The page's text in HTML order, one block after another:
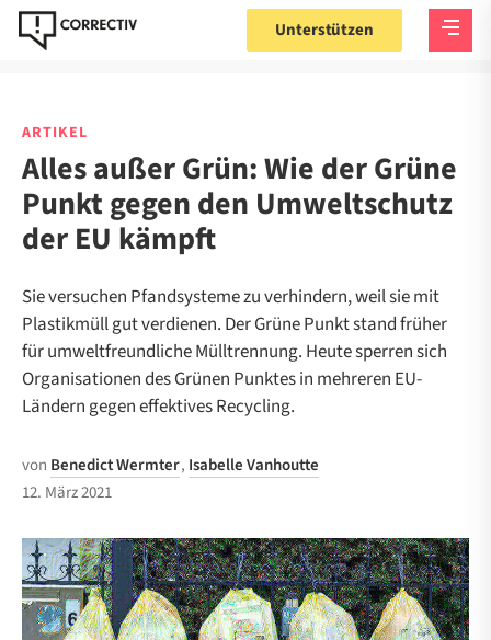
Unterstützen
ARTIKEL
Alles außer Grün: Wie der Grüne
Punkt gegen den Umweltschutz
der EU kämpft
Sie versuchen Pfandsysteme zu verhindern, weil sie mit
Plastikmüll gut verdienen. Der Grüne Punkt stand früher
für umweltfreundliche Mülltrennung. Heute sperren sich
Organisationen des Grünen Punktes in mehreren EU-
Ländern gegen effektives Recycling.
von Benedict Wermter, Isabelle Vanhoutte
12. März 2021